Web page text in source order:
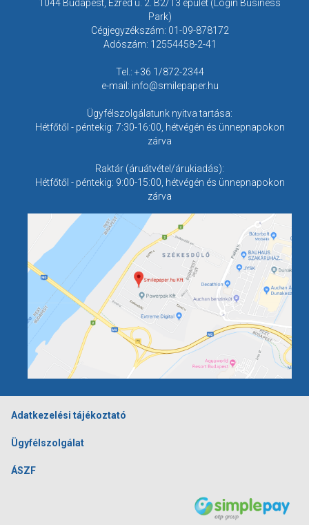
1044 Budapest, Ezred u. 2. B2/13 épület (Login Business
Park)
Cégjegyzékszám: 01-09-878172
Adószám: 12554458-2-41
Tel.: +36 1/872-2344
e-mail: info@smilepaper.hu
Ügyfélszolgálatunk nyitva tartása:
Hétfőtől - péntekig: 7:30-16:00, hétvégén és ünnepnapokon
zárva
Raktár (áruátvétel/árukiadás):
Hétfőtől - péntekig: 9:00-15:00, hétvégén és ünnepnapokon
zárva
Adatkezelési tájékoztató
Ügyfélszolgálat
ÁSZF